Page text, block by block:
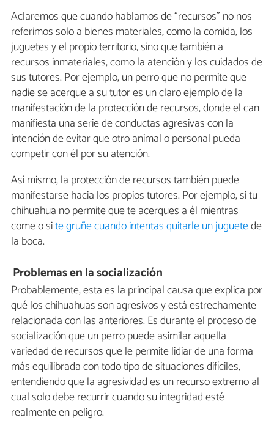
Aclaremos que cuando hablamos de “recursos” no nos
referimos solo a bienes materiales, como la comida, los
juguetes y el propio territorio, sino que también a
recursos inmateriales, como la atención y los cuidados de
sus tutores. Por ejemplo, un perro que no permite que
nadie se acerque a su tutor es un claro ejemplo de la
manifestación de la protección de recursos, donde el can
manifiesta una serie de conductas agresivas con la
intención de evitar que otro animal o personal pueda
competir con él por su atención.
Así mismo, la protección de recursos también puede
manifestarse hacia los propios tutores. Por ejemplo, si tu
chihuahua no permite que te acerques a él mientras
come o site gruñe cuando intentas quitarle un juguetede
la boca.
Problemas en la socialización
Probablemente, esta es la principal causa que explica por
qué los chihuahuas son agresivos y está estrechamente
relacionada con las anteriores. Es durante el proceso de
socialización que un perro puede asimilar aquella
variedad de recursos que le permite lidiar de una forma
más equilibrada con todo tipo de situaciones difíciles,
entendiendo que la agresividad es un recurso extremo al
cual solo debe recurrir cuando su integridad esté
realmente en peligro.